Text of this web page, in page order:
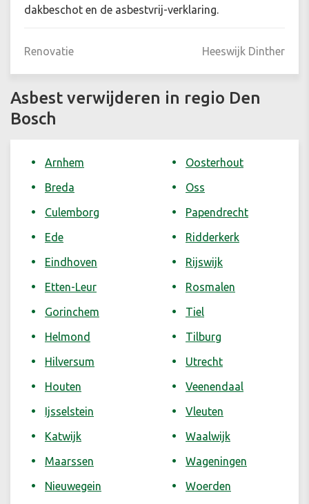
dakbeschot en de asbestvrij-verklaring.
Renovatie Heeswijk Dinther
Asbest verwijderen in regio Den
Bosch
Arnhem
Breda
Culemborg
Ede
Eindhoven
Etten-Leur
Gorinchem
Helmond
Hilversum
Houten
Ijsselstein
Katwijk
Maarssen
Nieuwegein
Oosterhout
Oss
Papendrecht
Ridderkerk
Rijswijk
Rosmalen
Tiel
Tilburg
Utrecht
Veenendaal
Vleuten
Waalwijk
Wageningen
Woerden